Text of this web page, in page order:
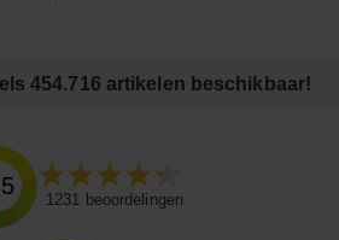
454.716 artikelen beschikbaar!
8.5
1231 beoordelingen